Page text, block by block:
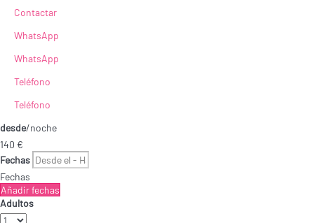
Contactar
WhatsApp
WhatsApp
Teléfono
Teléfono
desde/noche
140 €
Fechas
Fechas
Añadir fechas
Adultos